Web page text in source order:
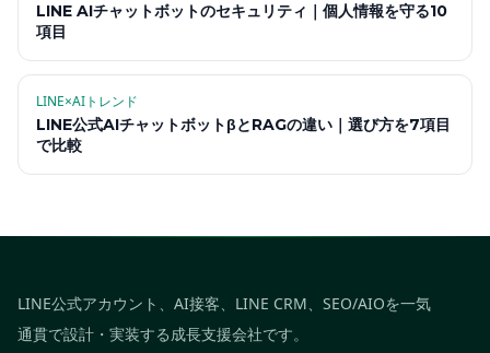
LINE AIチャットボットのセキュリティ｜個人情報を守る10
項目
LINE×AIトレンド
LINE公式AIチャットボットβとRAGの違い｜選び方を7項目
で比較
LINE公式アカウント、AI接客、LINE CRM、SEO/AIOを一気
通貫で設計・実装する成長支援会社です。